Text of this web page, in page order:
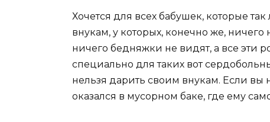
Хочется для всех бабушек, которые
внукам, у которых, конечно же,
ничего бедняжки не видят, а все эти
специально для таких вот
нельзя дарить своим внукам. Если вы
оказался в мусорном баке, где ему